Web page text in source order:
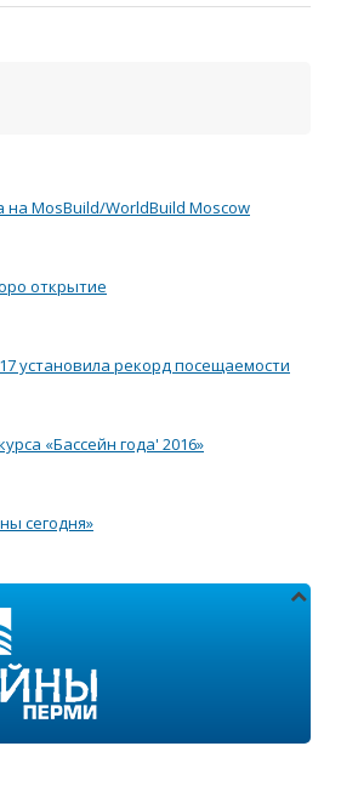
на MosBuild/WorldBuild Moscow
открытие
установила рекорд посещаемости
«Бассейн года' 2016»
сегодня»